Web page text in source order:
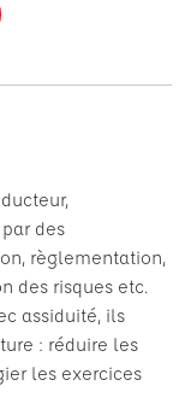
des
règlementation,
des risques etc.
assiduité, ils
: réduire les
les exercices